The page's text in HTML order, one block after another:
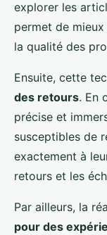
explorer les
permet de
la qualité des
Ensuite, cette
des retours. En
précise et
susceptibles de
exactement à
retours et les
Par ailleurs, la
pour des